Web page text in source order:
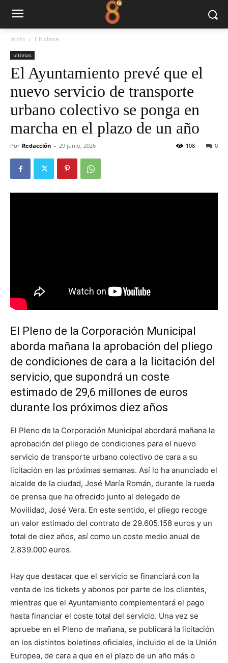
Inicio Chiclana
ultimas
El Ayuntamiento prevé que el
nuevo servicio de transporte
urbano colectivo se ponga en
marcha en el plazo de un año
Por Redacción - 29 junio, 2026 0
108
El Pleno de la Corporación Municipal
aborda mañana la aprobación del pliego
de condiciones de cara a la licitación del
servicio, que supondrá un coste
estimado de 29,6 millones de euros
durante los próximos diez años
El Pleno de la Corporación Municipal abordará mañana la
aprobación del pliego de condiciones para el nuevo
servicio de transporte urbano colectivo de cara a su
licitación en las próximas semanas. Así lo ha anunciado el
alcalde de la ciudad, José María Román, durante la rueda
de prensa que ha ofrecido junto al delegado de
Movilidad, José Vera. En este sentido, el pliego recoge
un valor estimado del contrato de 29.605.158 euros y un
total de diez años, así como un coste medio anual de
2.839.000 euros.
Hay que destacar que el servicio se financiará con la
venta de los tickets y abonos por parte de los clientes,
mientras que el Ayuntamiento complementará el pago
hasta financiar el coste total del servicio. Una vez se
apruebe en el Pleno de mañana, se publicará la licitación
en los distintos boletines oficiales, incluido el de la Unión
Europea, de cara a que en el plazo de un año más o